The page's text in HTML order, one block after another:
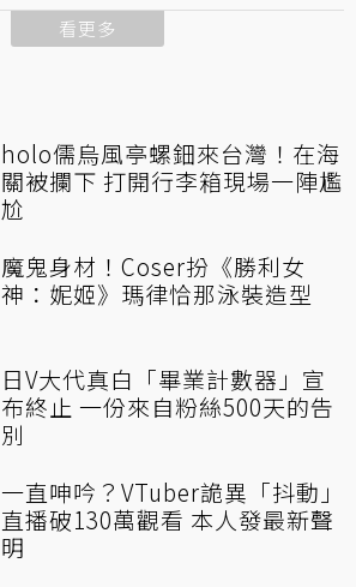
看更多
holo儒烏風亭螺鈿來台灣！在海
關被攔下 打開行李箱現場一陣尷
尬
魔鬼身材！Coser扮《勝利女
神：妮姬》瑪律恰那泳裝造型
日V大代真白「畢業計數器」宣
布終止 一份來自粉絲500天的告
別
一直呻吟？VTuber詭異「抖動」
直播破130萬觀看 本人發最新聲
明